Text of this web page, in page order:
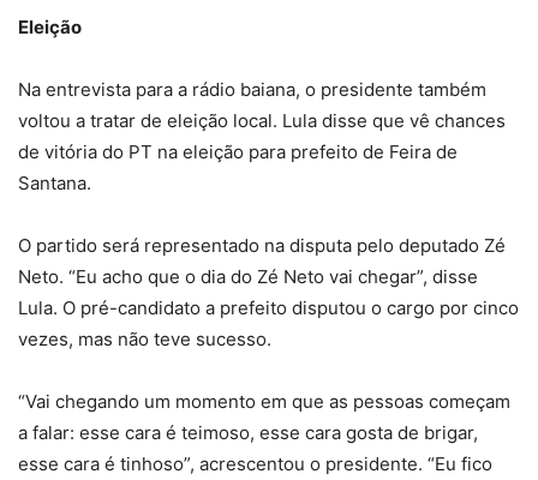
Eleição
Na entrevista para a rádio baiana, o presidente também
voltou a tratar de eleição local. Lula disse que vê chances
de vitória do PT na eleição para prefeito de Feira de
Santana.
O partido será representado na disputa pelo deputado Zé
Neto. “Eu acho que o dia do Zé Neto vai chegar”, disse
Lula. O pré-candidato a prefeito disputou o cargo por cinco
vezes, mas não teve sucesso.
“Vai chegando um momento em que as pessoas começam
a falar: esse cara é teimoso, esse cara gosta de brigar,
esse cara é tinhoso”, acrescentou o presidente. “Eu fico